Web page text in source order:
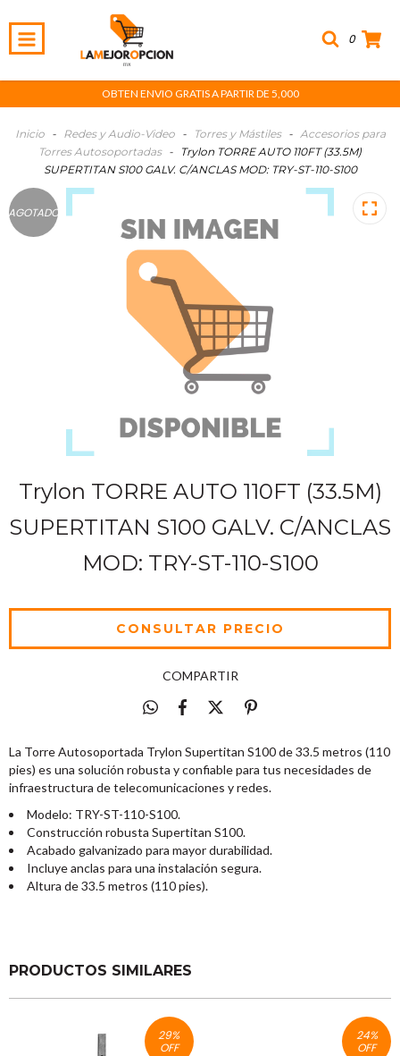
0
OBTEN ENVIO GRATIS A PARTIR DE 5,000
Inicio - Redes y Audio-Video - Torres y Mástiles - Accesorios para
Torres Autosoportadas -
Trylon TORRE AUTO 110FT (33.5M)
SUPERTITAN S100 GALV. C/ANCLAS MOD: TRY-ST-110-S100
AGOTADO
Trylon TORRE AUTO 110FT (33.5M)
SUPERTITAN S100 GALV. C/ANCLAS
MOD: TRY-ST-110-S100
COMPARTIR
La Torre Autosoportada Trylon Supertitan S100 de 33.5 metros (110
pies) es una solución robusta y confiable para tus necesidades de
infraestructura de telecomunicaciones y redes.
Modelo: TRY-ST-110-S100.
Construcción robusta Supertitan S100.
Acabado galvanizado para mayor durabilidad.
Incluye anclas para una instalación segura.
Altura de 33.5 metros (110 pies).
PRODUCTOS SIMILARES
29%
OFF
24%
OFF